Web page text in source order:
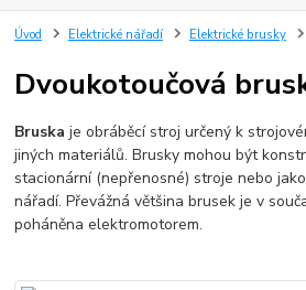
Úvod Elektrické nářadí Elektrické brusky
Dvoukotoučová
Bruska je obráběcí stroj určený k
jiných materiálů. Brusky mohou být
stacionární (nepřenosné) stroje nebo
nářadí. Převážná většina brusek je v
poháněna elektromotorem.